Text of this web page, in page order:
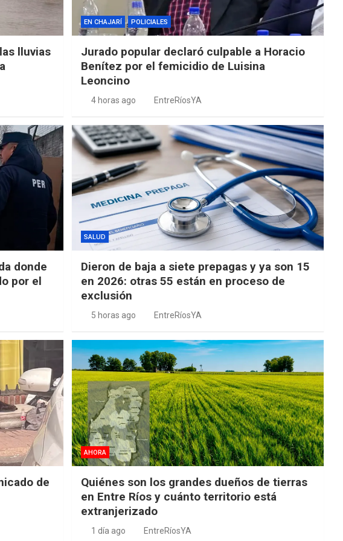
lluvias
EN CHAJARÍ POLICIALES
Jurado popular declaró culpable a Horacio
Benítez por el femicidio de Luisina
Leoncino
4 horas ago EntreRíosYA
donde
por el
SALUD
Dieron de baja a siete prepagas y ya son 15
en 2026: otras 55 están en proceso de
exclusión
5 horas ago EntreRíosYA
de
AHORA
Quiénes son los grandes dueños de tierras
en Entre Ríos y cuánto territorio está
extranjerizado
1 día ago EntreRíosYA